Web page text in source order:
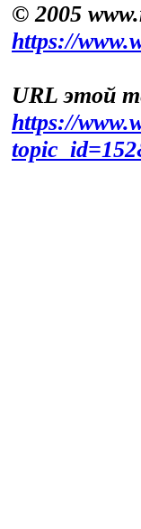
© 2005
https://
URL этой
https://